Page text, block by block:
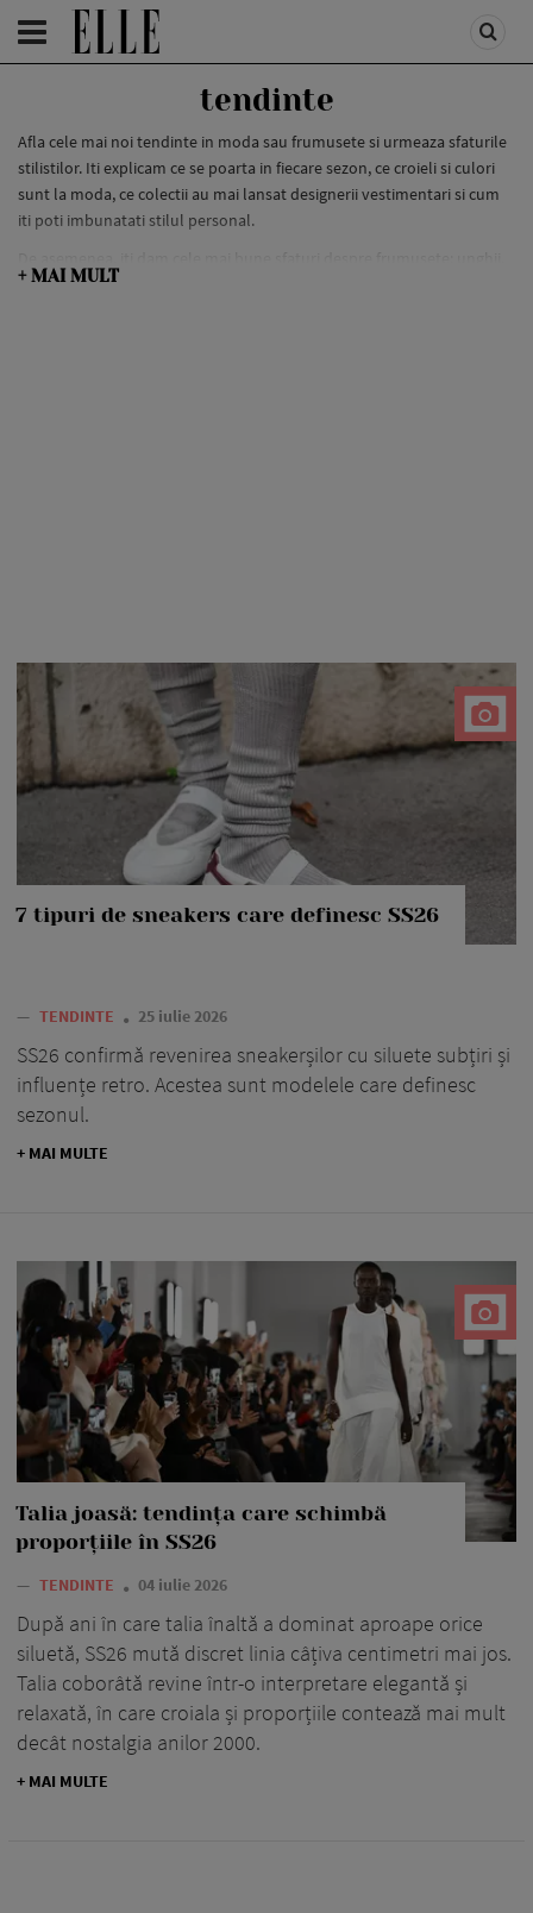
HOMEPAGE /FASHION
tendinte
Afla cele mai noi tendinte in moda sau frumusete si urmeaza sfaturile
stilistilor. Iti explicam ce se poarta in fiecare sezon, ce croieli si culori
sunt la moda, ce colectii au mai lansat designerii vestimentari si cum
iti poti imbunatati stilul personal.
par, ten, machiaj si care sunt culorile si formele la moda si trucuri utile
+ MAI MULT
7 tipuri de sneakers care definesc SS26
— TENDINTE 25 iulie 2026
SS26 confirmă revenirea sneakerșilor cu siluete subțiri și
influențe retro. Acestea sunt modelele care definesc
sezonul.
+ MAI MULTE
Talia joasă: tendința care schimbă
proporțiile în SS26
— TENDINTE 04 iulie 2026
După ani în care talia înaltă a dominat aproape orice
siluetă, SS26 mută discret linia câțiva centimetri mai jos.
Talia coborâtă revine într-o interpretare elegantă și
relaxată, în care croiala și proporțiile contează mai mult
decât nostalgia anilor 2000.
+ MAI MULTE